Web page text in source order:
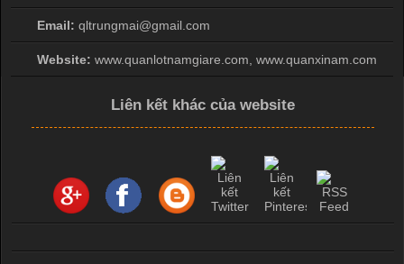
Email: qltrungmai@gmail.com
Website: www.quanlotnamgiare.com, www.quanxinam.com
Liên kết khác của website